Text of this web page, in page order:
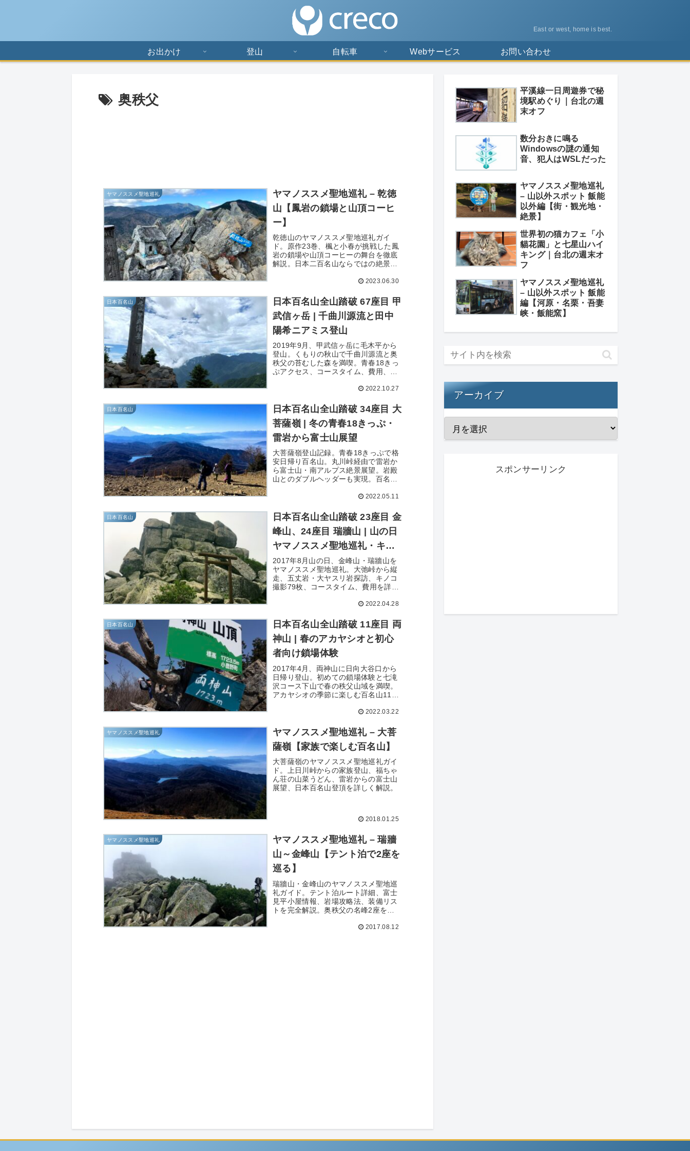
East or west, home is best.
お出かけ 登山 自転車 Webサービス お問い合わせ
奥秩父
ヤマノススメ聖地巡礼
ヤマノススメ聖地巡礼 – 乾徳
山【鳳岩の鎖場と山頂コーヒ
ー】
乾徳山のヤマノススメ聖地巡礼ガイ
ド。原作23巻、楓と小春が挑戦した鳳
岩の鎖場や山頂コーヒーの舞台を徹底
解説。日本二百名山ならではの絶景
2023.06.30
日本百名山
日本百名山全山踏破 67座目 甲
武信ヶ岳 | 千曲川源流と田中
陽希ニアミス登山
2019年9月、甲武信ヶ岳に毛木平から
登山。くもりの秋山で千曲川源流と奥
秩父の苔むした森を満喫。青春18きっ
ぷアクセス、コースタイム、費用、撮
2022.10.27
日本百名山
日本百名山全山踏破 34座目 大
菩薩嶺 | 冬の青春18きっぷ・
雷岩から富士山展望
大菩薩嶺登山記録。青春18きっぷで格
安日帰り百名山。丸川峠経由で雷岩か
ら富士山・南アルプス絶景展望。岩殿
山とのダブルヘッダーも実現。百名山
2022.05.11
日本百名山
日本百名山全山踏破 23座目 金
峰山、24座目 瑞牆山 | 山の日
ヤマノススメ聖地巡礼・キノ
コ撮影と奥秩父縦走
2017年8月山の日、金峰山・瑞牆山を
ヤマノススメ聖地巡礼。大弛峠から縦
走、五丈岩・大ヤスリ岩探訪、キノコ
撮影79枚、コースタイム、費用を詳細
2022.04.28
日本百名山
日本百名山全山踏破 11座目 両
神山 | 春のアカヤシオと初心
者向け鎖場体験
2017年4月、両神山に日向大谷口から
日帰り登山。初めての鎖場体験と七滝
沢コース下山で春の秩父山域を満喫。
アカヤシオの季節に楽しむ百名山11座
2022.03.22
ヤマノススメ聖地巡礼
ヤマノススメ聖地巡礼 – 大菩
薩嶺【家族で楽しむ百名山】
大菩薩嶺のヤマノススメ聖地巡礼ガイ
ド。上日川峠からの家族登山、福ちゃ
ん荘の山菜うどん、雷岩からの富士山
展望、日本百名山登頂を詳しく解説。
2018.01.25
ヤマノススメ聖地巡礼
ヤマノススメ聖地巡礼 – 瑞牆
山～金峰山【テント泊で2座を
巡る】
瑞牆山・金峰山のヤマノススメ聖地巡
礼ガイド。テント泊ルート詳細、富士
見平小屋情報、岩場攻略法、装備リス
トを完全解説。奥秩父の名峰2座を巡
2017.08.12
平溪線一日周遊券で秘
境駅めぐり｜台北の週
末オフ
数分おきに鳴る
Windowsの謎の通知
音、犯人はWSLだった
ヤマノススメ聖地巡礼
– 山以外スポット 飯能
以外編【街・観光地・
絶景】
世界初の猫カフェ「小
貓花園」と七星山ハイ
キング｜台北の週末オ
フ
ヤマノススメ聖地巡礼
– 山以外スポット 飯能
編【河原・名栗・吾妻
峡・飯能窯】
アーカイブ
スポンサーリンク